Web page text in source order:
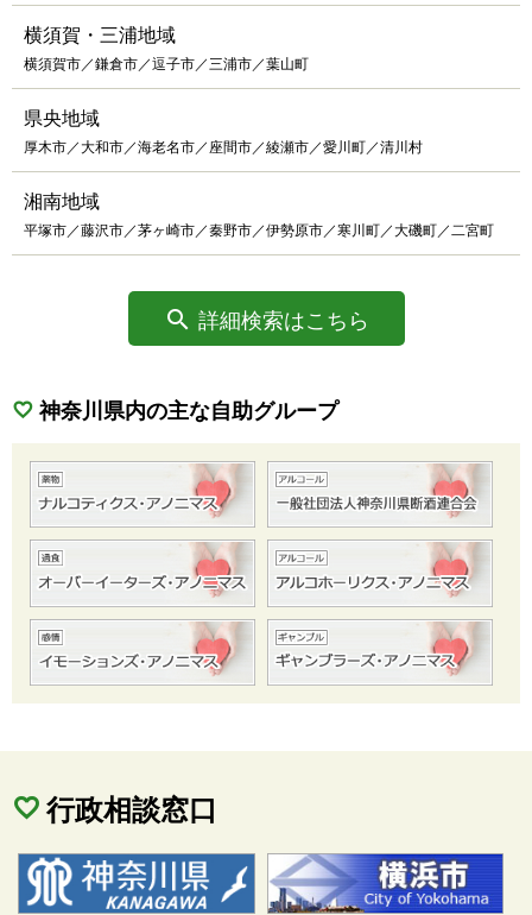
横須賀・三浦地域
横須賀市／鎌倉市／逗子市／三浦市／葉山町
県央地域
厚木市／大和市／海老名市／座間市／綾瀬市／愛川町／清川村
湘南地域
平塚市／藤沢市／茅ヶ崎市／秦野市／伊勢原市／寒川町／大磯町／二宮町
詳細検索はこちら
神奈川県内の主な自助グループ
行政相談窓口